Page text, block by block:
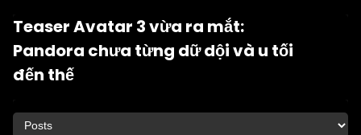
Teaser Avatar 3 vừa ra mắt:
Pandora chưa từng dữ dội và u tối
đến thế